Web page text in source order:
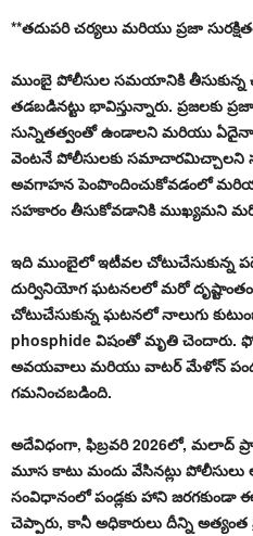
**తదుపరి చర్యలు మరియు ప్రజా
ముంబై పోలీసుల సమయానికి తీసుకున్న
తడబడినట్టు భావిస్తున్నారు. ప్రజలకు
సున్నితత్వంతో ఉండాలని మరియు
వెంటనే పోలీసులకు సమాచారమిచ్చాలని
అవగాహన పెంపొందించుకోవడంలో
సహకారం తీసుకోవడానికి ముఖ్యమని
ఇది ముంబైలో ఇటీవల చోటుచేసుకున్న
దుర్వినియోగ ఘటనలలో మరో
చోటుచేసుకున్న ఘటనలో నాలుగు
phosphide విషంతో మృతి చెందారు.
అవయవాలు మరియు వాటర్ మేళోన్
గమనించబడింది.
అదేవిధంగా, ఫిబ్రవరి 2026లో, మలాద్
మూస కాటు మందు వేసినట్లు పోలీసులు
సంవిధానంలో పండ్లకు హాని
చెప్పారు, కానీ అధికారులు దీన్ని